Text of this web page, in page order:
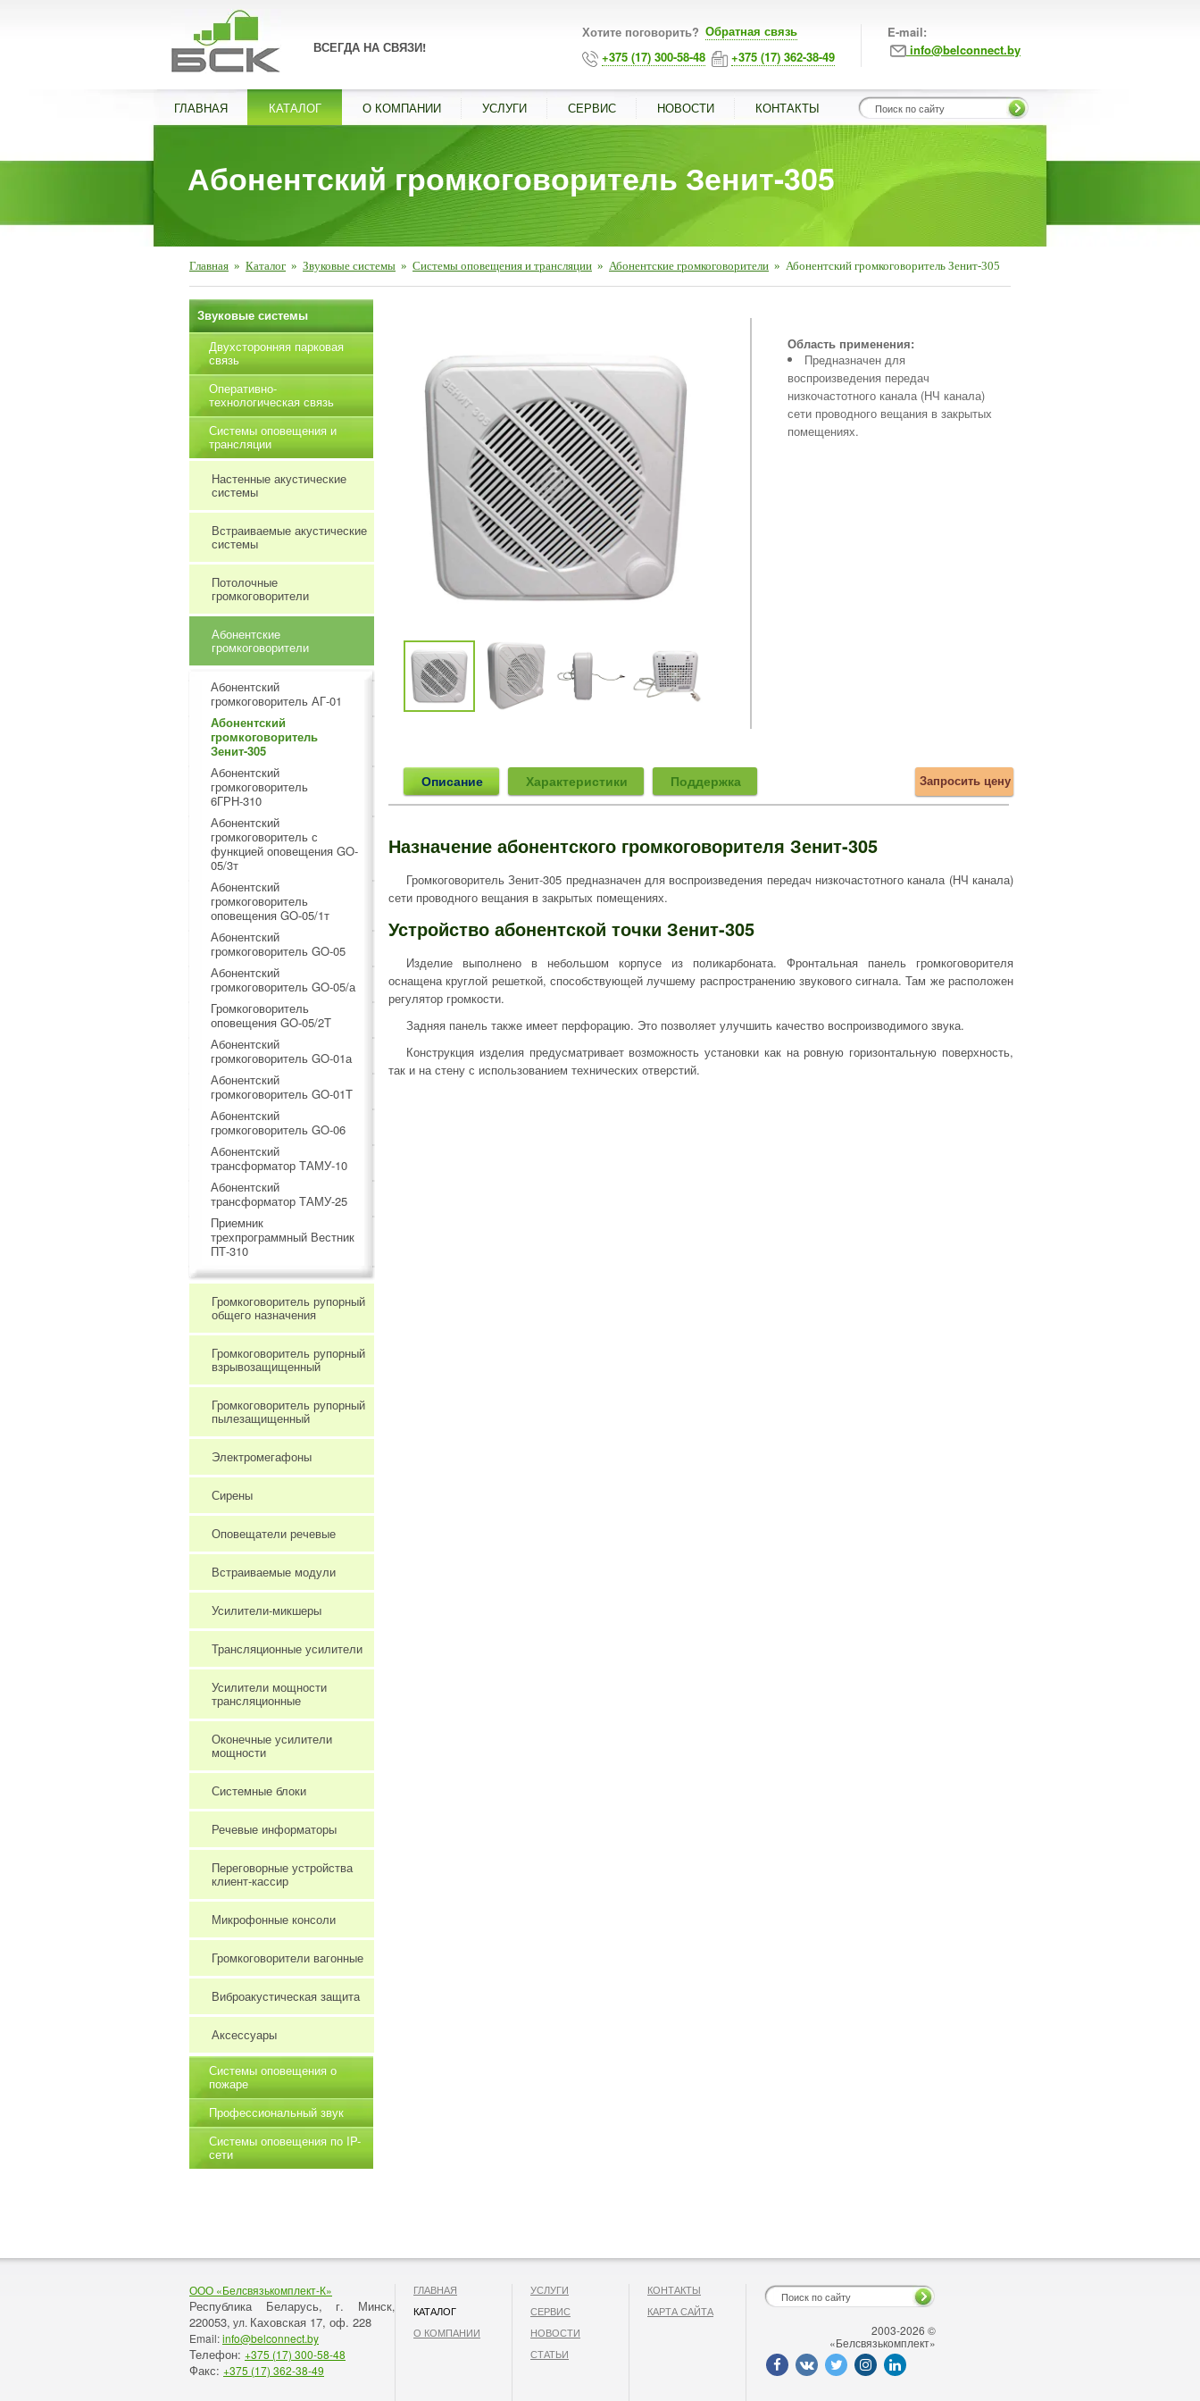
ВСЕГДА НА СВЯЗИ!
Хотите поговорить? Обратная связь
+375 (17) 300-58-48
+375 (17) 362-38-49
E-mail:
info@belconnect.by
ГЛАВНАЯ КАТАЛОГ О КОМПАНИИ УСЛУГИ СЕРВИС НОВОСТИ КОНТАКТЫ
Абонентский громкоговоритель Зенит-305
Главная » Каталог » Звуковые системы » Системы оповещения и трансляции » Абонентские громкоговорители » Абонентский громкоговоритель Зенит-305
Область применения:
Предназначен для
воспроизведения передач
низкочастотного канала (НЧ канала)
сети проводного вещания в закрытых
помещениях.
Описание Характеристики Поддержка Запросить цену
Назначение абонентского громкоговорителя Зенит-305
Громкоговоритель Зенит-305 предназначен для воспроизведения передач низкочастотного канала (НЧ канала)
сети проводного вещания в закрытых помещениях.
Устройство абонентской точки Зенит-305
Изделие выполнено в небольшом корпусе из поликарбоната. Фронтальная панель громкоговорителя
оснащена круглой решеткой, способствующей лучшему распространению звукового сигнала. Там же расположен
регулятор громкости.
Задняя панель также имеет перфорацию. Это позволяет улучшить качество воспроизводимого звука.
Конструкция изделия предусматривает возможность установки как на ровную горизонтальную поверхность,
так и на стену с использованием технических отверстий.
Звуковые системы
Двухсторонняя парковая
связь
Оперативно-
технологическая связь
Системы оповещения и
трансляции
Настенные акустические
системы
Встраиваемые акустические
системы
Потолочные
громкоговорители
Абонентские
громкоговорители
Абонентский
громкоговоритель АГ-01
Абонентский
громкоговоритель
Зенит-305
Абонентский
громкоговоритель
6ГРН-310
Абонентский
громкоговоритель с
функцией оповещения GO-
05/3т
Абонентский
громкоговоритель
оповещения GO-05/1т
Абонентский
громкоговоритель GO-05
Абонентский
громкоговоритель GO-05/а
Громкоговоритель
оповещения GO-05/2T
Абонентский
громкоговоритель GO-01а
Абонентский
громкоговоритель GO-01T
Абонентский
громкоговоритель GO-06
Абонентский
трансформатор ТАМУ-10
Абонентский
трансформатор ТАМУ-25
Приемник
трехпрограммный Вестник
ПТ-310
Громкоговоритель рупорный
общего назначения
Громкоговоритель рупорный
взрывозащищенный
Громкоговоритель рупорный
пылезащищенный
Электромегафоны
Сирены
Оповещатели речевые
Встраиваемые модули
Усилители-микшеры
Трансляционные усилители
Усилители мощности
трансляционные
Оконечные усилители
мощности
Системные блоки
Речевые информаторы
Переговорные устройства
клиент-кассир
Микрофонные консоли
Громкоговорители вагонные
Виброакустическая защита
Аксессуары
Системы оповещения о
пожаре
Профессиональный звук
Системы оповещения по IP-
сети
ООО «Белсвязькомплект-К»
Республика Беларусь, г. Минск,
220053, ул. Каховская 17, оф. 228
Email:info@belconnect.by
Телефон: +375 (17) 300-58-48
Факс: +375 (17) 362-38-49
ГЛАВНАЯ
КАТАЛОГ
О КОМПАНИИ
УСЛУГИ
СЕРВИС
НОВОСТИ
СТАТЬИ
КОНТАКТЫ
КАРТА САЙТА
2003-2026 ©
«Белсвязькомплект»